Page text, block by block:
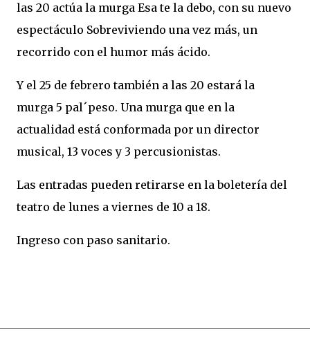
las 20 actúa la murga Esa te la debo, con su nuevo
espectáculo Sobreviviendo una vez más, un
recorrido con el humor más ácido.
Y el 25 de febrero también a las 20 estará la
murga 5 pal´peso. Una murga que en la
actualidad está conformada por un director
musical, 13 voces y 3 percusionistas.
Las entradas pueden retirarse en la boletería del
teatro de lunes a viernes de 10 a 18.
Ingreso con paso sanitario.